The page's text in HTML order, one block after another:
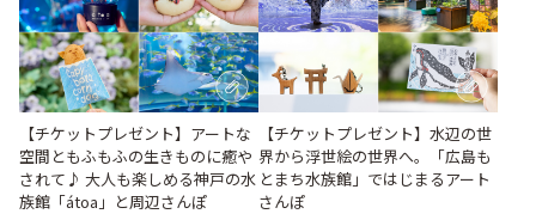
【チケットプレゼント】アートな
空間ともふもふの生きものに癒や
されて♪ 大人も楽しめる神戸の水
族館「átoa」と周辺さんぽ
【チケットプレゼント】水辺の世
界から浮世絵の世界へ。「広島も
とまち水族館」ではじまるアート
さんぽ